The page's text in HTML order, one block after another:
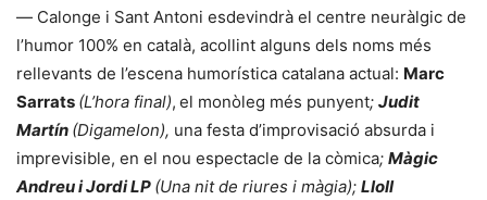
— Calonge i Sant Antoni esdevindrà el centre neuràlgic de
l’humor 100% en català, acollint alguns dels noms més
rellevants de l’escena humorística catalana actual: Marc
Sarrats (L’hora final), el monòleg més punyent; Judit
Martín (Digamelon), una festa d’improvisació absurda i
imprevisible, en el nou espectacle de la còmica; Màgic
Andreu i Jordi LP (Una nit de riures i màgia); Lloll